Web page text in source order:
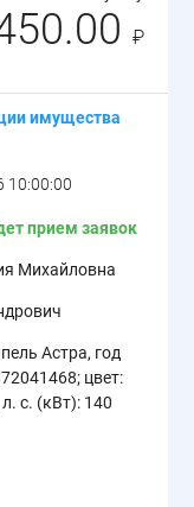
₽
имущества
10:00:00
прием заявок
Михайловна
Астра, год
цвет:
с. (кВт): 140